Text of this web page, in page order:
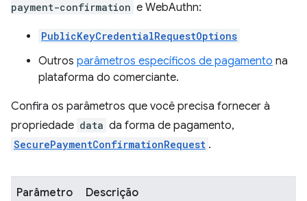
payment-confirmation e WebAuthn:
PublicKeyCredentialRequestOptions
Outros parâmetros específicos de pagamento na
plataforma do comerciante.
Confira os parâmetros que você precisa fornecer à
propriedade data da forma de pagamento,
SecurePaymentConfirmationRequest .
Parâmetro Descrição